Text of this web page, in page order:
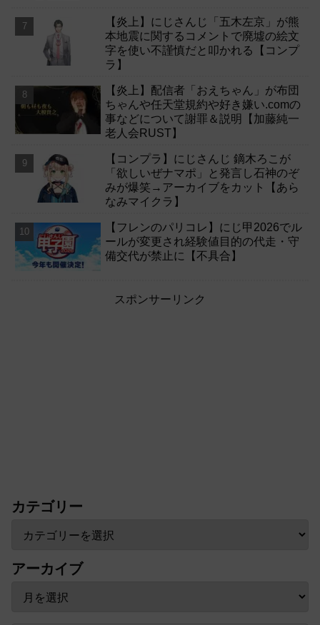
【炎上】にじさんじ「五木左京」が熊
本地震に関するコメントで廃墟の絵文
字を使い不謹慎だと叩かれる【コンプ
ラ】
【炎上】配信者「おえちゃん」が布団
ちゃんや任天堂規約や好き嫌い.comの
事などについて謝罪＆説明【加藤純一
老人会RUST】
【コンプラ】にじさんじ 鏑木ろこが
「欲しいぜナマポ」と発言し石神のぞ
みが爆笑→アーカイブをカット【あら
なみマイクラ】
【フレンのパリコレ】にじ甲2026でル
ールが変更され経験値目的の代走・守
備交代が禁止に【不具合】
スポンサーリンク
カテゴリー
アーカイブ